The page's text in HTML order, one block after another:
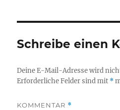
Schreibe einen
Deine E-Mail-Adresse wird
Erforderliche Felder sind mit *
KOMMENTAR *